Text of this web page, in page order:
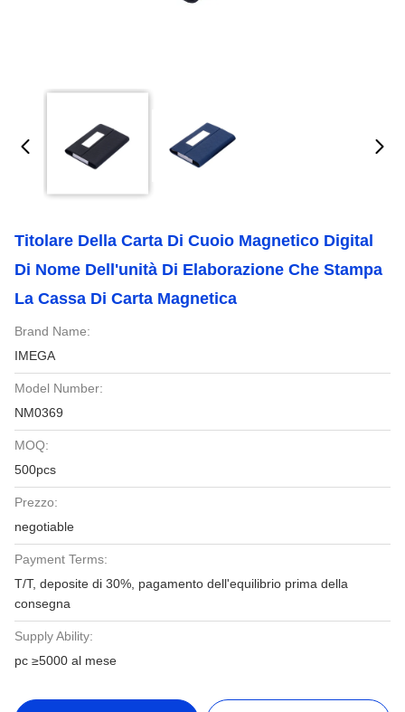
Titolare Della Carta Di Cuoio Magnetico Digital
Di Nome Dell'unità Di Elaborazione Che Stampa
La Cassa Di Carta Magnetica
Brand Name:
IMEGA
Model Number:
NM0369
MOQ:
500pcs
Prezzo:
negotiable
Payment Terms:
T/T, deposite di 30%, pagamento dell'equilibrio prima della
consegna
Supply Ability:
pc ≥5000 al mese